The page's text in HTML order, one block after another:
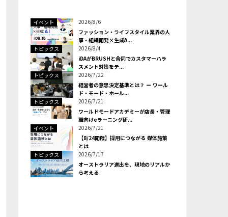
イベント
2026/8/6
ファッション・ライフスタイル業界の人
事・組織開発×生成A...
トピックス
2026/8/4
iDAがBRUSHと合同でカスタマーハラ
スメント対策をテ...
トピックス
2026/7/22
経営者の意思決定基準とは？ ー ワール
ド・モード・ホール...
トピックス
2026/7/21
ワールドモードアカデミーが店長・管理
職向けeラーニング研...
イベント
2026/7/21
【8/24開催】採用につながる 媒体施策
とは
トピックス
2026/7/17
オーストラリア進出を、現地のリアルか
ら考える